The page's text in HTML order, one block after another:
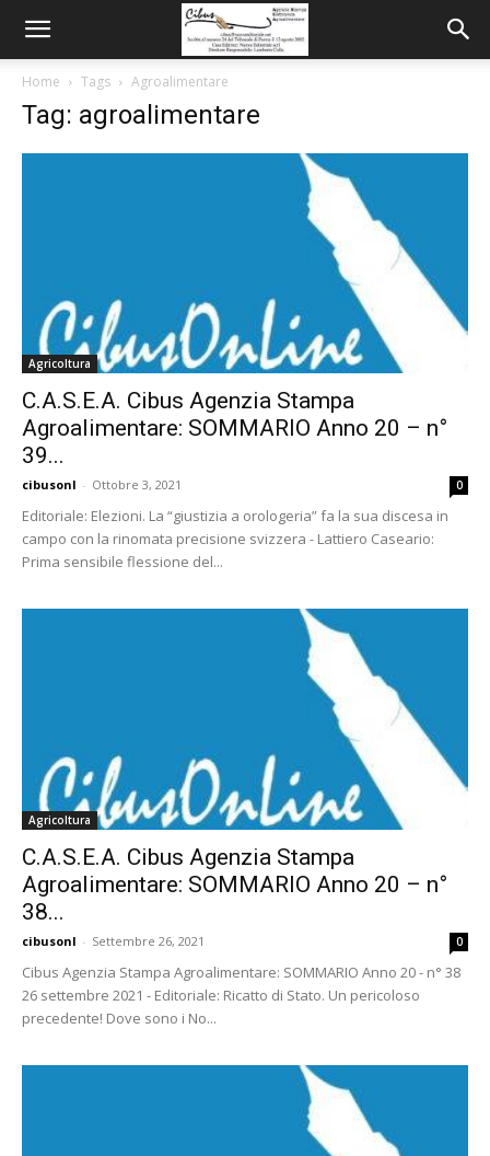
Home Tags Agroalimentare
Tag: agroalimentare
Agricoltura
C.A.S.E.A. Cibus Agenzia Stampa
Agroalimentare: SOMMARIO Anno 20 – n°
39...
cibusonl - Ottobre 3, 2021 0
Editoriale: Elezioni. La “giustizia a orologeria” fa la sua discesa in
campo con la rinomata precisione svizzera - Lattiero Caseario:
Prima sensibile flessione del...
Agricoltura
C.A.S.E.A. Cibus Agenzia Stampa
Agroalimentare: SOMMARIO Anno 20 – n°
38...
cibusonl - Settembre 26, 2021 0
Cibus Agenzia Stampa Agroalimentare: SOMMARIO Anno 20 - n° 38
26 settembre 2021 - Editoriale: Ricatto di Stato. Un pericoloso
precedente! Dove sono i No...